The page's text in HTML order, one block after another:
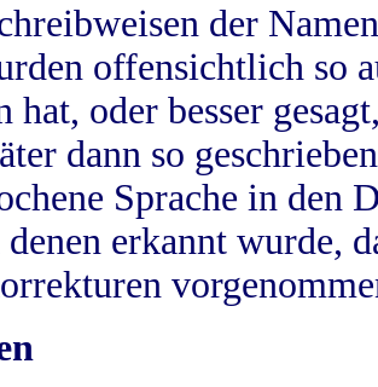
der
offensichtlich so
hat, oder besser
dann so
Sprache in
erkannt wurde,